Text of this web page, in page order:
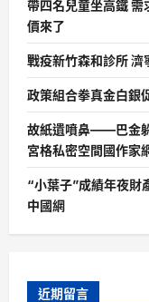
帶四名兒童坐高鐵 需
價來了
戰疫新竹森和診所 濟
政策組合拳真金白銀
故紙遺噴鼻——巴金
宮格私密空間國作家
“小葉子”成績年夜財
中國網
近期留言